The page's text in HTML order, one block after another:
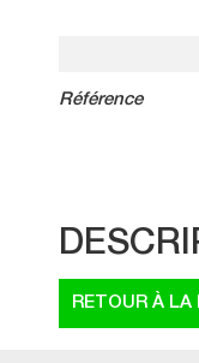
Référence